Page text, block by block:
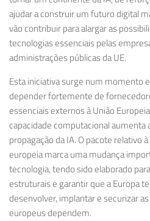
ajudar a construir um futuro digital
vão contribuir para alargar as
tecnologias essenciais pelas
administrações públicas da UE.
Esta iniciativa surge num momento
depender fortemente de
essenciais externos à União
capacidade computacional
propagação da IA. O pacote relativo
europeia marca uma mudança
tecnologia, tendo sido elaborado
estruturais e garantir que a Europa
desenvolver, implantar e securizar
europeus dependem.